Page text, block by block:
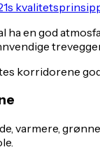
ha en god
korridorene
varmere,